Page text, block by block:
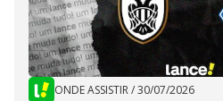
ONDE ASSISTIR/30/07/2026